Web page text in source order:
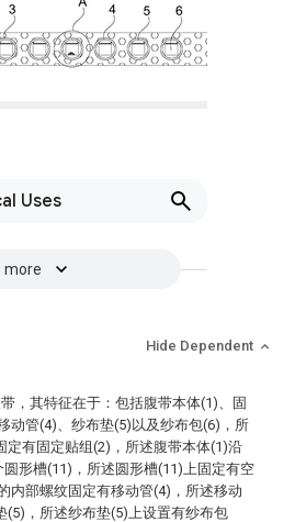
Uses
more
Hide Dependent
，其特征在于：包括腹带本体(1)、固
动管(4)、纱布垫(5)以及纱布包(6)，所
定有固定贴组(2)，所述腹带本体(1)沿
形槽(11)，所述圆形槽(11)上固定有空
内部螺纹固定有移动管(4)，所述移动
(5)，所述纱布垫(5)上设置有纱布包